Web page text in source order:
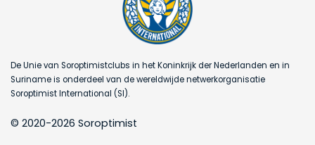
De Unie van Soroptimistclubs in het Koninkrijk der Nederlanden en in
Suriname is onderdeel van de wereldwijde netwerkorganisatie
Soroptimist International (SI).
© 2020-2026 Soroptimist